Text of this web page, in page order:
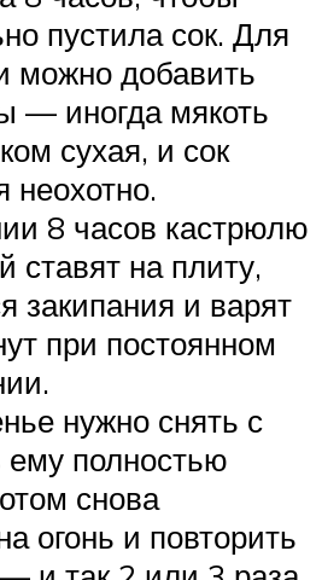
пустила сок. Для
можно добавить
— иногда мякоть
сухая, и сок
неохотно.
8 часов кастрюлю
ставят на плиту,
закипания и варят
при постоянном
нужно снять с
ему полностью
снова
огонь и повторить